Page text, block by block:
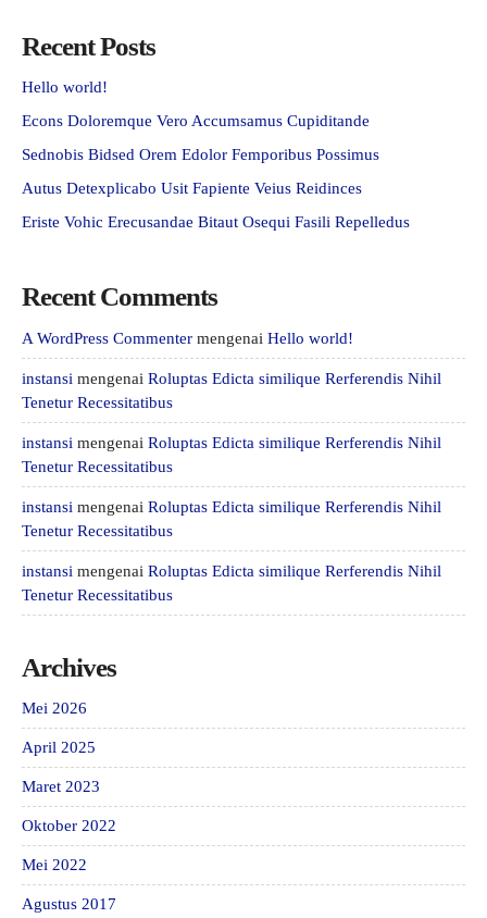
Recent Posts
Hello world!
Econs Doloremque Vero Accumsamus Cupiditande
Sednobis Bidsed Orem Edolor Femporibus Possimus
Autus Detexplicabo Usit Fapiente Veius Reidinces
Eriste Vohic Erecusandae Bitaut Osequi Fasili Repelledus
Recent Comments
A WordPress Commenter mengenai Hello world!
instansi mengenai Roluptas Edicta similique Rerferendis Nihil
Tenetur Recessitatibus
instansi mengenai Roluptas Edicta similique Rerferendis Nihil
Tenetur Recessitatibus
instansi mengenai Roluptas Edicta similique Rerferendis Nihil
Tenetur Recessitatibus
instansi mengenai Roluptas Edicta similique Rerferendis Nihil
Tenetur Recessitatibus
Archives
Mei 2026
April 2025
Maret 2023
Oktober 2022
Mei 2022
Agustus 2017